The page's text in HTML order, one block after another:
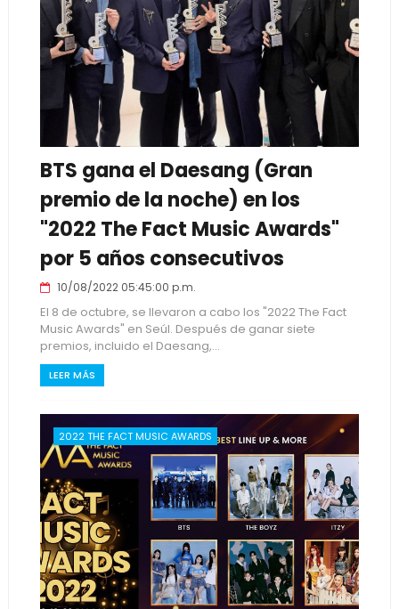
BTS gana el Daesang (Gran
premio de la noche) en los
"2022 The Fact Music Awards"
por 5 años consecutivos
10/08/2022 05:45:00 p.m.
El 8 de octubre, se llevaron a cabo los "2022 The Fact
Music Awards" en Seúl. Después de ganar siete
premios, incluido el Daesang,...
LEER MÁS
2022 THE FACT MUSIC AWARDS